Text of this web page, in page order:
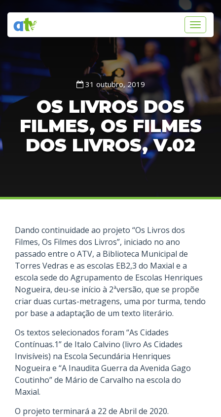
Toggle
31 outubro, 2019
OS LIVROS DOS
FILMES, OS FILMES
DOS LIVROS, V.02
Dando continuidade ao projeto “Os Livros dos
Filmes, Os Filmes dos Livros”, iniciado no ano
passado entre o ATV, a Biblioteca Municipal de
Torres Vedras e as escolas EB2,3 do Maxial e a
escola sede do Agrupamento de Escolas Henriques
Nogueira, deu-se início à 2ªversão, que se propõe
criar duas curtas-metragens, uma por turma, tendo
por base a adaptação de um texto literário.
Os textos selecionados foram “As Cidades
Contínuas.1” de Italo Calvino (livro As Cidades
Invisíveis) na Escola Secundária Henriques
Nogueira e “A Inaudita Guerra da Avenida Gago
Coutinho” de Mário de Carvalho na escola do
Maxial.
O projeto terminará a 22 de Abril de 2020.